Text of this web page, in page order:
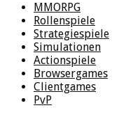
MMORPG
Rollenspiele
Strategiespiele
Simulationen
Actionspiele
Browsergames
Clientgames
PvP